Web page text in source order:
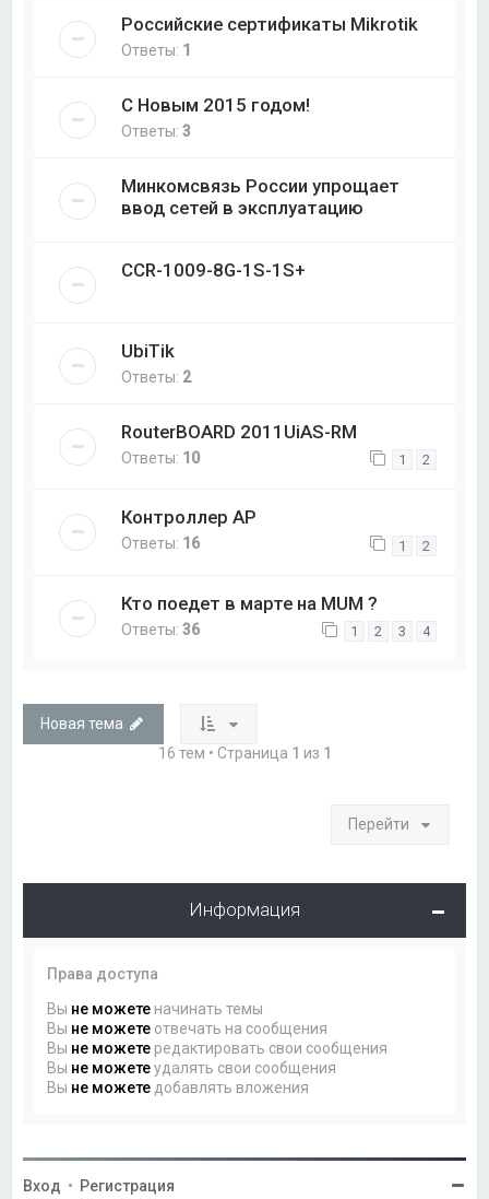
Российские сертификаты Mikrotik
Ответы: 1
С Новым 2015 годом!
Ответы:3
Минкомсвязь России упрощает
ввод сетей в эксплуатацию
CCR-1009-8G-1S-1S+
UbiTik
Ответы: 2
RouterBOARD 2011UiAS-RM
Ответы: 10 1 2
Контроллер AP
Ответы: 16 1 2
Кто поедет в марте на MUM ?
Ответы:36 1 2 3 4
Новая тема
16 тем • Страница 1 из 1
Перейти
Информация
Права доступа
Вы не можете начинать темы
Вы не можете отвечать на сообщения
Вы не можете редактировать свои сообщения
Вы не можетеудалять свои сообщения
Вы не можете добавлять вложения
Вход • Регистрация